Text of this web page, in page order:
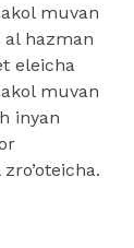
muvan
hazman
eleicha
muvan
inyan